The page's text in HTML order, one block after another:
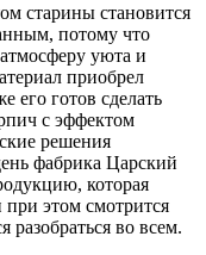
старины становится
потому что
уюта и
приобрел
его готов сделать
с эффектом
решения
фабрика Царский
которая
при этом смотрится
разобраться во всем.